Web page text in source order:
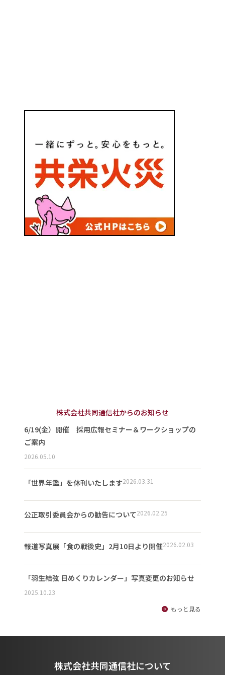
株式会社共同通信社からのお知らせ
6/19(金）開催 採用広報セミナー＆ワークショップの
ご案内
2026.05.10
「世界年鑑」を休刊いたします2026.03.31
公正取引委員会からの勧告について2026.02.25
報道写真展「食の戦後史」2月10日より開催2026.02.03
「羽生結弦 日めくりカレンダー」写真変更のお知らせ
2025.10.23
もっと見る
株式会社共同通信社について